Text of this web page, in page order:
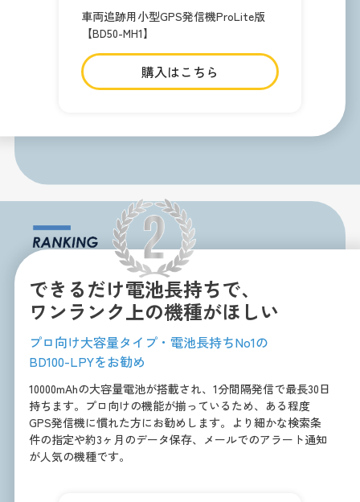
車両追跡用小型GPS発信機ProLite版
【BD50-MH1】
購入はこちら
できるだけ電池長持ちで、
ワンランク上の機種がほしい
プロ向け大容量タイプ・電池長持ちNo1の
BD100-LPYをお勧め
10000mAhの大容量電池が搭載され、1分間隔発信で最長30日
持ちます。プロ向けの機能が揃っているため、ある程度
GPS発信機に慣れた方にお勧めします。より細かな検索条
件の指定や約3ヶ月のデータ保存、メールでのアラート通知
が人気の機種です。